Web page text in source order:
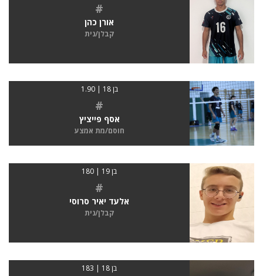
#
אורן כהן
קבלן/נית
בן 18 | 1.90
#
אסף פייציץ
חוסם/מת אמצע
בן 19 | 180
#
אלעד יאיר סרוסי
קבלן/נית
בן 18 | 183